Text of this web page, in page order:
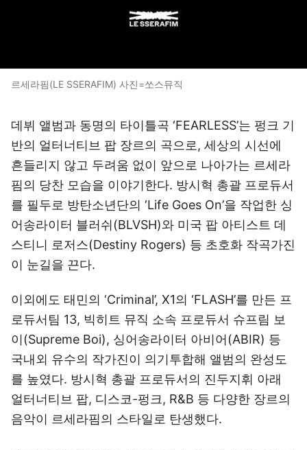
르세라핌(LE SSERAFIM) 사진=쏘스뮤직
데뷔 앨범과 동명의 타이틀곡 ‘FEARLESS’는 펑크 기
반의 얼터너티브 팝 장르의 곡으로, 세상의 시선에
흔들리지 않고 두려움 없이 앞으로 나아가는 르세라
핌의 당찬 모습을 이야기한다. 방시혁 총괄 프로듀서
를 필두로 방탄소년단의 ‘Life Goes On’을 작업한 싱
어송라이터 블러쉬(BLVSH)와 미국 팝 아티스트 데
스티니 로저스(Destiny Rogers) 등 초호화 작곡가진
이 눈길을 끈다.
이외에도 태민의 ‘Criminal’, X1의 ‘FLASH’를 만든 프
로듀서팀 13, 빅히트 뮤직 소속 프로듀서 슈프림 보
이(Supreme Boi), 싱어송라이터 아비어(ABIR) 등
국내외 유수의 작가진이 의기투합해 앨범의 완성도
를 높였다. 방시혁 총괄 프로듀서의 진두지휘 아래
얼터너티브 팝, 디스코-펑크, R&B 등 다양한 장르의
음악이 르세라핌의 스타일로 탄생했다.